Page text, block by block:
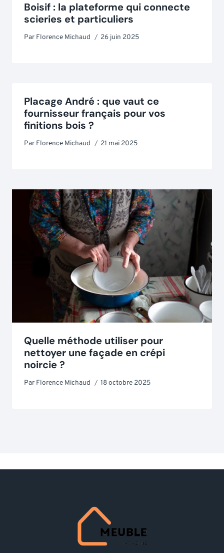
Boisif : la plateforme qui connecte
scieries et particuliers
Par Florence Michaud 26 juin 2025
Placage André : que vaut ce
fournisseur français pour vos
finitions bois ?
Par Florence Michaud 21 mai 2025
Quelle méthode utiliser pour
nettoyer une façade en crépi
noircie ?
Par Florence Michaud 18 octobre 2025